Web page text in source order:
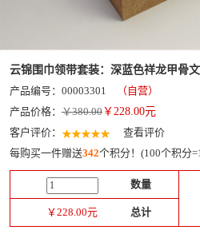
云锦围巾领带套装：深蓝色祥龙甲骨文
产品编号：00003301
（自营）
产品价格： ￥380.00 ￥ 228.00元
客户评价：
查看评价
每购买一件赠送342个积分！(100个积分
数量
￥228.00元 总计